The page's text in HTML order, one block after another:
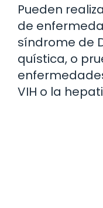
Pueden
de
síndrome de
quística, o
VIH o la